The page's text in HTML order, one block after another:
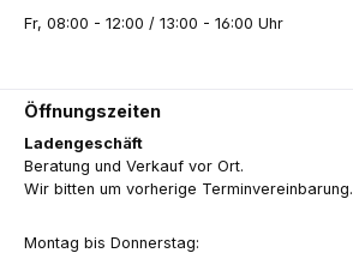
Fr, 08:00 - 12:00 / 13:00 - 16:00 Uhr
Öffnungszeiten
Ladengeschäft
Beratung und Verkauf vor Ort.
Wir bitten um vorherige Terminvereinbarung.
Montag bis Donnerstag: